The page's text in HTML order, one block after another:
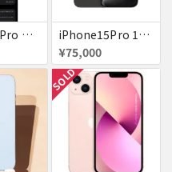
iPhone17 Pro Max 256GB 画面割れ
iPhone15Pro 128GB ブラックチタニウム au
¥75,000
SOLD